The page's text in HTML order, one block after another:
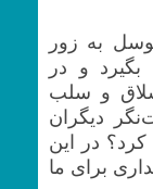
به زور
و در
و سلب
دیگران
در این
برای ما